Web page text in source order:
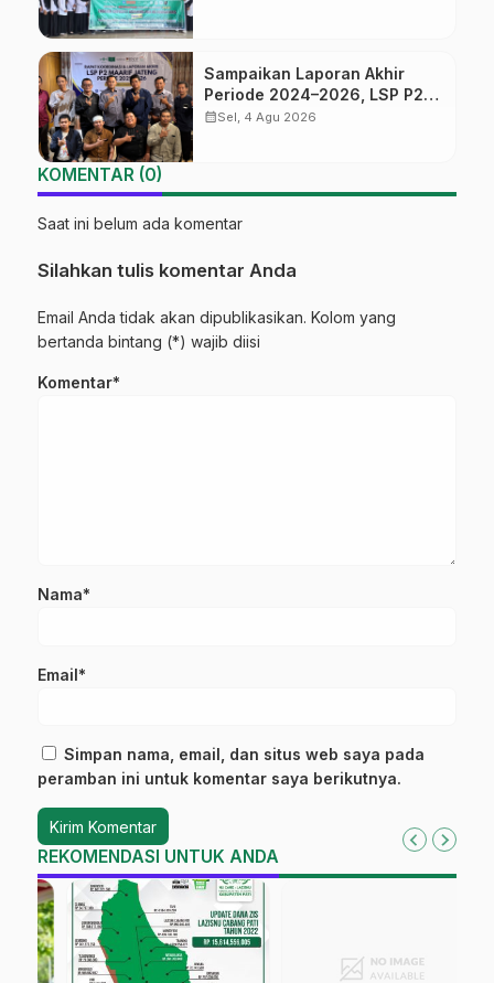
Sampaikan Laporan Akhir
Periode 2024–2026, LSP P2
Ma’arif NU Jateng Mantapkan
calendar_monthSel, 4 Agu 2026
KOMENTAR (0)
Saat ini belum ada komentar
Silahkan tulis komentar Anda
Email Anda tidak akan dipublikasikan. Kolom yang
bertanda bintang (*) wajib diisi
Komentar*
Nama*
Email*
Simpan nama, email, dan situs web saya pada
peramban ini untuk komentar saya berikutnya.
REKOMENDASI UNTUK ANDA